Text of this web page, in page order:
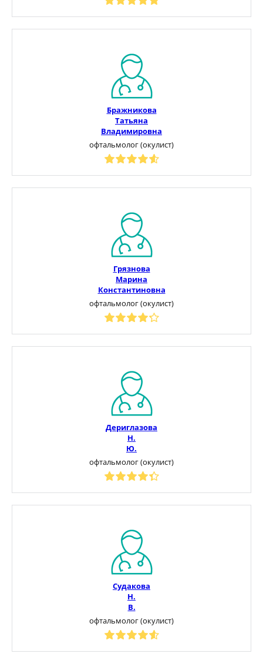
Бражникова
Татьяна
Владимировна
офтальмолог (окулист)
Грязнова
Марина
Константиновна
офтальмолог (окулист)
Дериглазова
Н.
Ю.
офтальмолог (окулист)
Судакова
Н.
В.
офтальмолог (окулист)